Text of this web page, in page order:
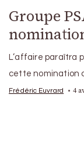
Groupe
L’affaire paraîtra
cette nomination
Frédéric Euvrard 4